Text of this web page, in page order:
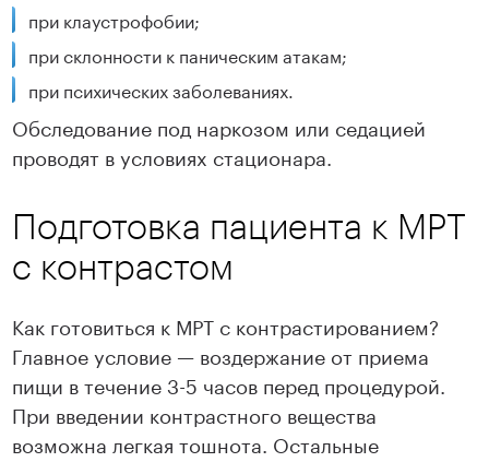
при клаустрофобии;
при склонности к паническим атакам;
при психических заболеваниях.
Обследование под наркозом или седацией
проводят в условиях стационара.
Подготовка пациента к МРТ
с контрастом
Как готовиться к МРТ с контрастированием?
Главное условие — воздержание от приема
пищи в течение 3-5 часов перед процедурой.
При введении контрастного вещества
возможна легкая тошнота. Остальные